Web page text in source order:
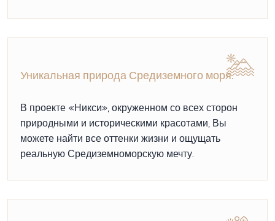
Уникальная природа Средиземного моря.
В проекте «Никси», окруженном со всех сторон
природными и историческими красотами, Вы
можете найти все оттенки жизни и ощущать
реальную Средиземноморскую мечту.